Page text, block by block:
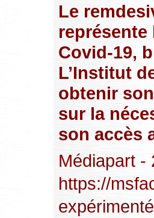
Le
représente
Covid-19,
L’Institut
obtenir
sur la
son accès
Médiapart -
https://